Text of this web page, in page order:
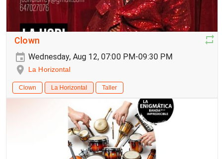
Clown
Wednesday, Aug 12, 07:00 PM-09:30 PM
La Horizontal
Clown La Horizontal Taller